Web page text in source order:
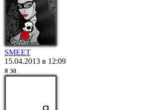
SMEET
15.04.2013 в 12:09
я за